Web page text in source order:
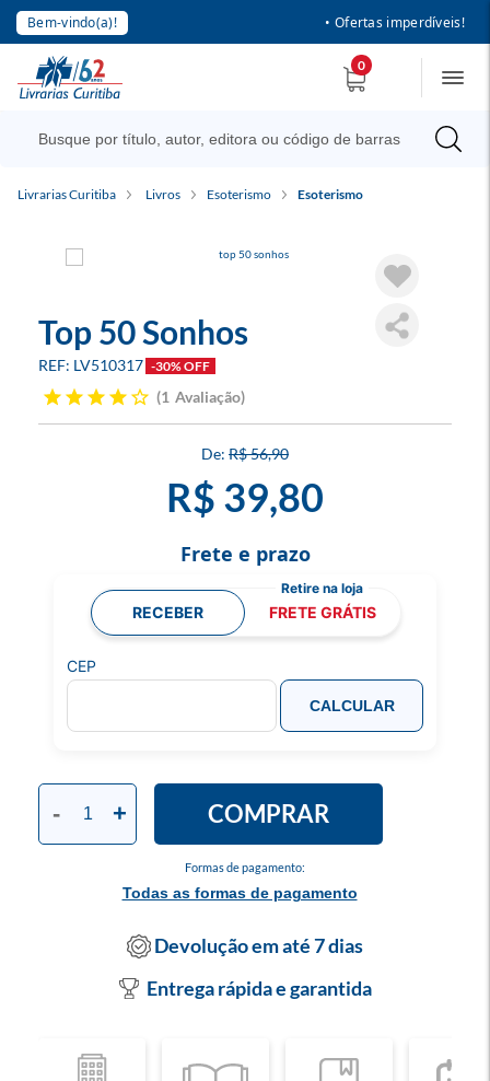
Bem-vindo(a)! • Ofertas imperdíveis!
0
Livrarias Curitiba Livros Esoterismo Esoterismo
Top 50 Sonhos
LV510317 -30% OFF
1 Avaliação
R$ 56,90
R$ 39,80
Formas de pagamento:
Todas as formas de pagamento
- + COMPRAR
Frete e prazo
RECEBER FRETE GRÁTIS
CEP
CALCULAR
Devolução em até 7 dias
Entrega rápida e garantida